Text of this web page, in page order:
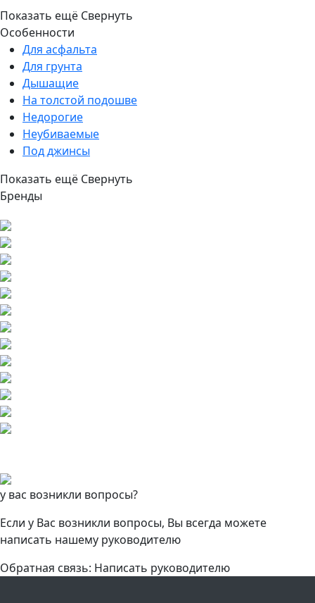
Показать ещё Свернуть
Особенности
Для асфальта
Для грунта
Дышащие
На толстой подошве
Недорогие
Неубиваемые
Под джинсы
Показать ещё Свернуть
Бренды
у вас возникли вопросы?
Если у Вас возникли вопросы, Вы всегда можете
написать нашему руководителю
Обратная связь: Написать руководителю